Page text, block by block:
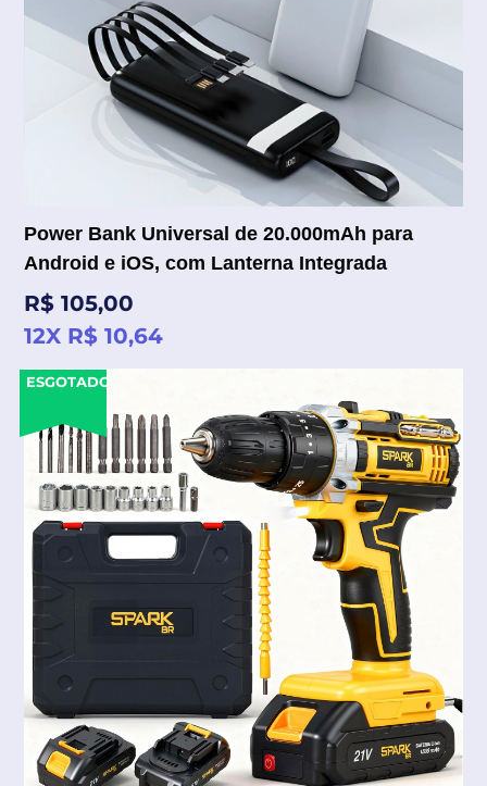
Power Bank Universal de 20.000mAh para
Android e iOS, com Lanterna Integrada
Preço
normal
R$ 105,00
12X R$ 10,64
ESGOTADO